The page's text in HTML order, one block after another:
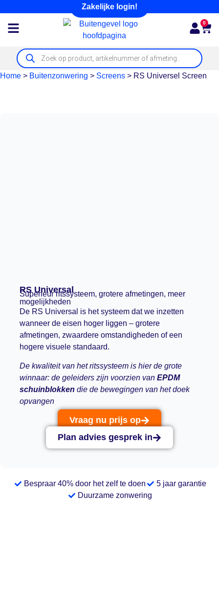
Zakelijke login!
0
Home > Buitenzonwering > Screens > RS Universel Screen
RS Universal
Superieur ritssysteem, grotere afmetingen, meer
mogelijkheden
De RS Universal is het systeem dat we inzetten
wanneer de eisen hoger liggen – grotere
afmetingen, zwaardere omstandigheden of een
hogere visuele standaard.
De kwaliteit van het ritssysteem is hier de grote
winnaar: de geleiders zijn voorzien van EPDM
schuinblokken die de bewegingen van het doek
opvangen
Vraag nu prijs op
Plan advies gesprek in
Bespraar 40% door het zelf te doen
5 jaar garantie
Duurzame zonwering